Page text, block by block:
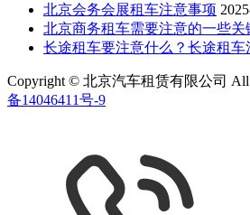
北京会务会展租车注意事项
北京商务租车需要注意的一些关
长途租车要注意什么？长途租车
Copyright © 北京汽车租赁有限公司 All
备14046411号-9